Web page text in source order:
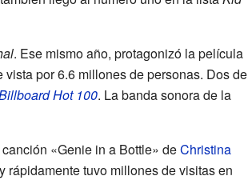
. Ese mismo año, protagonizó la película
por 6.6 millones de personas. Dos de
Hot 100. La banda sonora de la
«Genie in a Bottle» deChristina
rápidamente tuvo millones de visitas en